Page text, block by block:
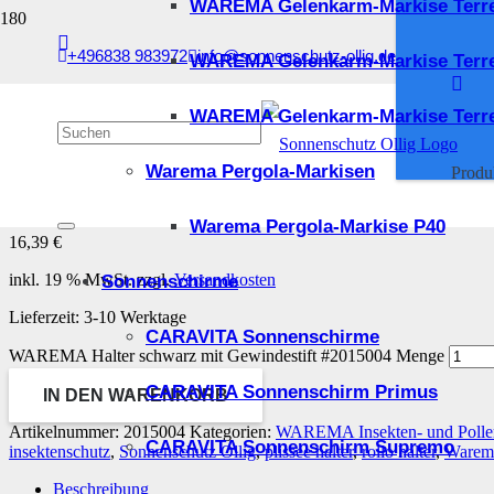
+496838 983972 info@sonnenschutz-ollig.de
WAREMA Gelenkarm-Markise
WAREMA Gelenkarm-Markise
WAREMA Gelenkarm-Markise
Warema Pergola-Markisen
Warema Pergola-Markise P40
Sonnenschirme
CARAVITA Sonnenschirme
CARAVITA Sonnenschirm Primus
CARAVITA Sonnenschirm Supremo
Ersatzteile/ WAREMA Halter schwarz mit
WAREMA Halter
16,39 €
inkl. 19 % MwSt. zzgl.Versandkosten
Lieferzeit: 3-10 Werktage
WAREMA Halter schwarz mit Gewindestift #2015004 Menge
IN DEN WARENKORB
Artikelnummer:2015004 Kategorien: WAREMA Insekten- und
insektenschutz, Sonnenschutz Ollig,plissee halter,rollo halter,
Beschreibung